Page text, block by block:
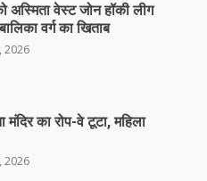
अस्मिता वेस्ट जोन हॉकी लीग
वर्ग का खिताब
2026
मंदिर का रोप-वे टूटा, महिला
2026